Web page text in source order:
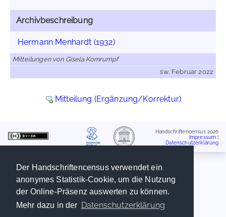
Der Handschriftencensus verwendet ein
anonymes Statistik-Cookie, um die Nutzung
der Online-Präsenz auswerten zu können.
Mehr dazu in der Datenschutzerklärung
Archivbeschreibung
Hermann Menhardt (1932)
Mitteilungen von Gisela Kornrumpf
sw, Februar 2022
Mitteilung (Ergänzung/Korrektur)
Handschriftencensus 2026
Impressum
Datenschutzerklärung